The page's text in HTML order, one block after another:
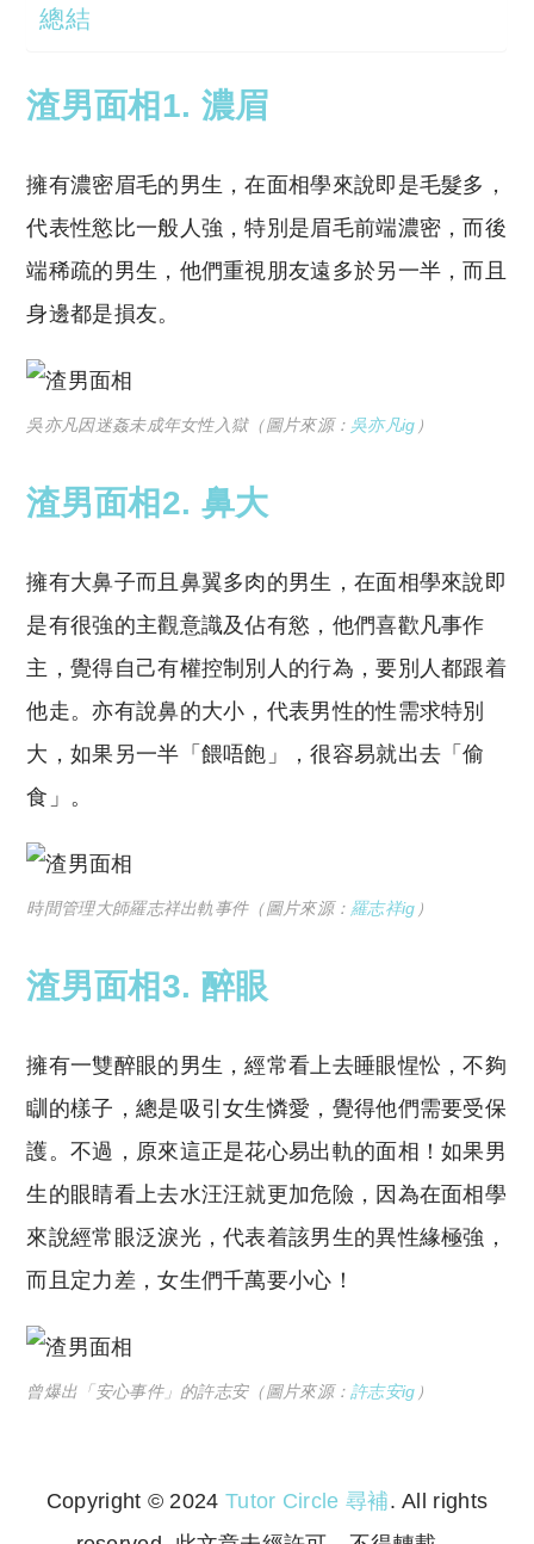
總結
渣男面相1. 濃眉
擁有濃密眉毛的男生，在面相學來說即是毛髮多，
代表性慾比一般人強，特別是眉毛前端濃密，而後
端稀疏的男生，他們重視朋友遠多於另一半，而且
身邊都是損友。
吳亦凡因迷姦未成年女性入獄（圖片來源： 吳亦凡ig ）
渣男面相2. 鼻大
擁有大鼻子而且鼻翼多肉的男生，在面相學來說即
是有很強的主觀意識及佔有慾，他們喜歡凡事作
主，覺得自己有權控制別人的行為，要別人都跟着
他走。亦有說鼻的大小，代表男性的性需求特別
大，如果另一半「餵唔飽」，很容易就出去「偷
食」。
時間管理大師羅志祥出軌事件（圖片來源： 羅志祥ig ）
渣男面相3. 醉眼
擁有一雙醉眼的男生，經常看上去睡眼惺忪，不夠
瞓的樣子，總是吸引女生憐愛，覺得他們需要受保
護。不過，原來這正是花心易出軌的面相！如果男
生的眼睛看上去水汪汪就更加危險，因為在面相學
來說經常眼泛淚光，代表着該男生的異性緣極強，
而且定力差，女生們千萬要小心！
曾爆出「安心事件」的許志安（圖片來源：許志安ig ）
Copyright © 2024 Tutor Circle 尋補. All rights